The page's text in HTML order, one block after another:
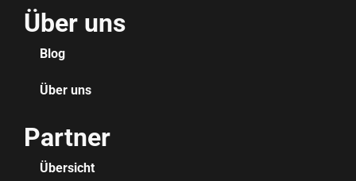
Über uns
Blog
Über uns
Partner
Übersicht